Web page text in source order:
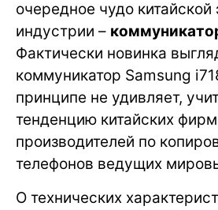
очередное чудо китайской
индустрии –
Фактически новинка
коммуникатор Samsung
принципе не удивляет,
тенденцию китайских
производителей по
телефонов ведущих
О технических